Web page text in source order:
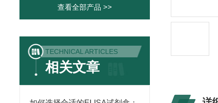
查看全部产品 >>
TECHNICAL ARTICLES
相关文章